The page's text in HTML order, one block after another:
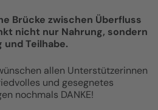
Brücke zwischen Überfluss
nicht nur Nahrung, sondern
und Teilhabe.
allen Unterstützerinnen
und gesegnetes
nochmals DANKE!